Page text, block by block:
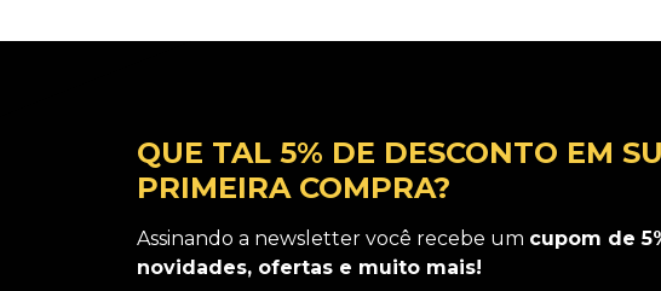
QUE TAL 5% DE DESCONTO EM
PRIMEIRA COMPRA?
Assinando a newsletter você recebe um cupom de
novidades, ofertas e muito mais!